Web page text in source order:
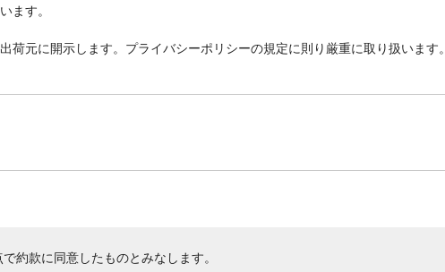
ます。
元に開示します。プライバシーポリシーの規定に則り厳重に取り扱います。
約款に同意したものとみなします。